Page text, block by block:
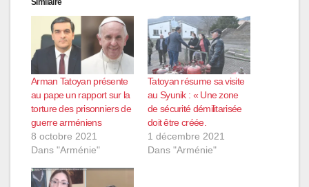
Arman Tatoyan présente
au pape un rapport sur la
torture des prisonniers de
guerre arméniens
8 octobre 2021
Dans "Arménie"
Tatoyan résume sa visite
au Syunik : « Une zone
de sécurité démilitarisée
doit être créée.
1 décembre 2021
Dans "Arménie"